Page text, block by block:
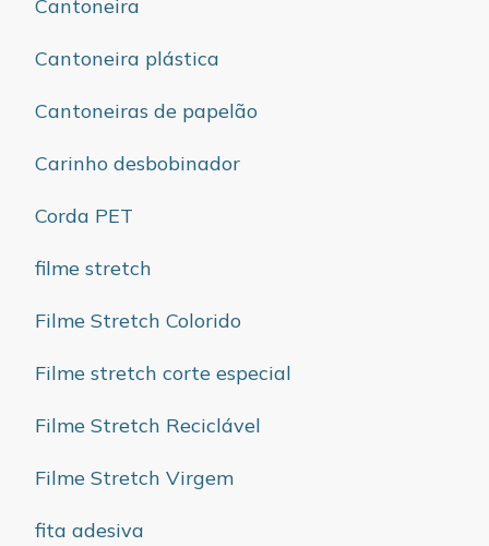
Cantoneira
Cantoneira plástica
Cantoneiras de papelão
Carinho desbobinador
Corda PET
filme stretch
Filme Stretch Colorido
Filme stretch corte especial
Filme Stretch Reciclável
Filme Stretch Virgem
fita adesiva